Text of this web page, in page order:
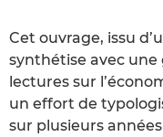
Cet ouvrage, issu
synthétise avec
lectures sur
un effort de
sur plusieurs